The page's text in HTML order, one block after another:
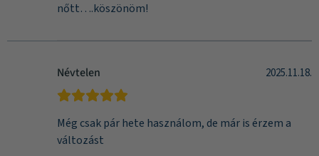
nőtt….köszönöm!
Névtelen 2025.11.18.
Még csak pár hete használom, de már is érzem a
változást